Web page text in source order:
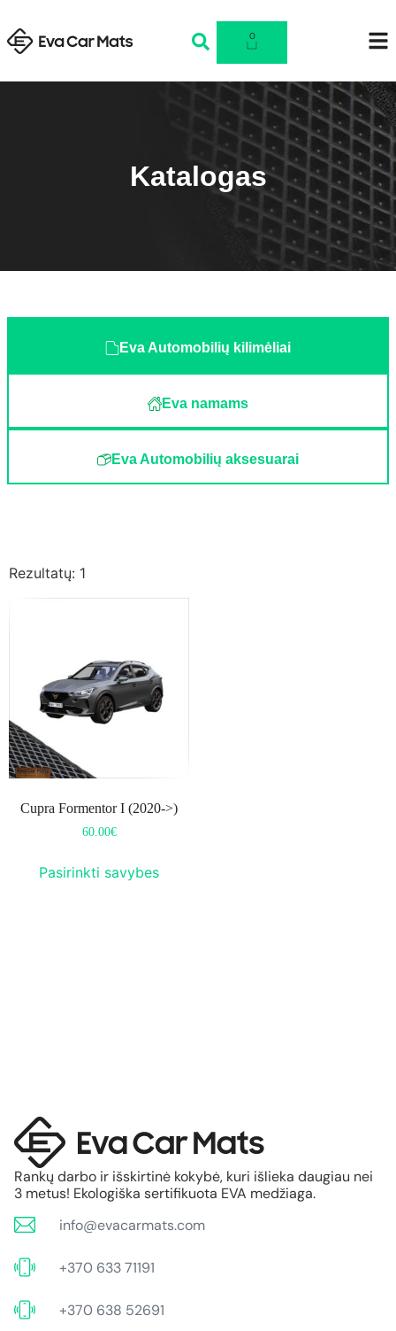
0
Katalogas
Eva Automobilių kilimėliai
Eva namams
Eva Automobilių aksesuarai
Rezultatų: 1
Cupra Formentor I (2020->)
60.00€
Pasirinkti savybes
Rankų darbo ir išskirtinė kokybė, kuri išlieka daugiau nei
3 metus! Ekologiška sertifikuota EVA medžiaga.
info@evacarmats.com
+370 633 71191
+370 638 52691